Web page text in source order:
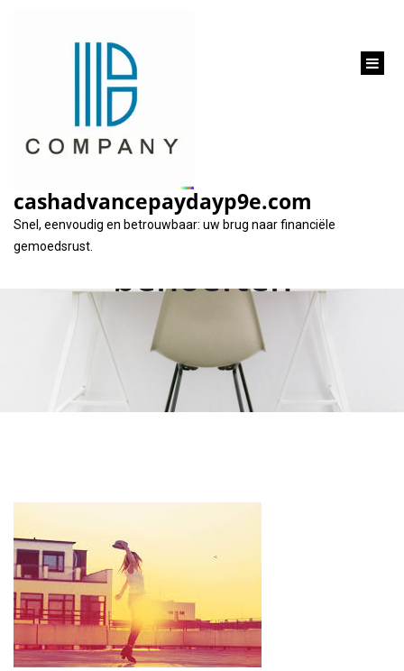
cashadvancepaydayp9e.com
Snel, eenvoudig en betrouwbaar: uw brug naar financiële
gemoedsrust.
Flexibele Cofidis
lening: de oplossing
voor uw financiële
behoeften